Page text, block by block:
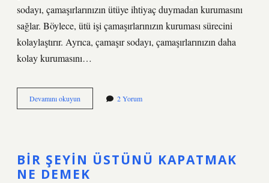
sodayı, çamaşırlarınızın ütüye ihtiyaç duymadan kurumasını
sağlar. Böylece, ütü işi çamaşırlarınızın kuruması sürecini
kolaylaştırır. Ayrıca, çamaşır sodayı, çamaşırlarınızın daha
kolay kurumasını…
Devamını okuyun
sodası
2 Yorum
BIR ŞEYIN ÜSTÜNÜ KAPATMAK
NE DEMEK